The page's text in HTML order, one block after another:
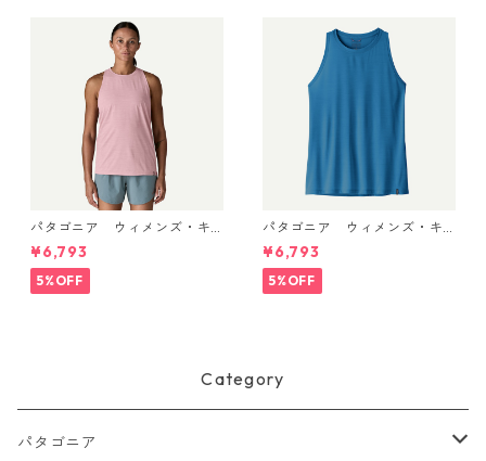
パタゴニア ウィメンズ・キ
ャプリーン・クール・ウルト
ラ・タンク Light Violet - Qu
iet Violet X-Dye 44740 日本
正規品
¥6,793
5%OFF
パタゴニア ウィメンズ・キ
ャプリーン・クール・ウルト
ラ・タンク Aquatic Blue - Li
ght Aquatic Blue X-Dye 447
40 日本正規品
¥6,793
5%OFF
Category
パタゴニア